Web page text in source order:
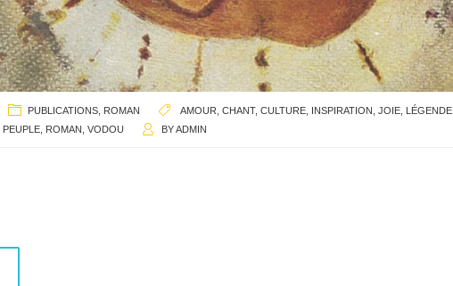
PUBLICATIONS ROMAN AMOUR CHANT, CULTURE INSPIRATION JOIE LÉGENDE
PEUPLE ROMAN VODOU BYADMIN